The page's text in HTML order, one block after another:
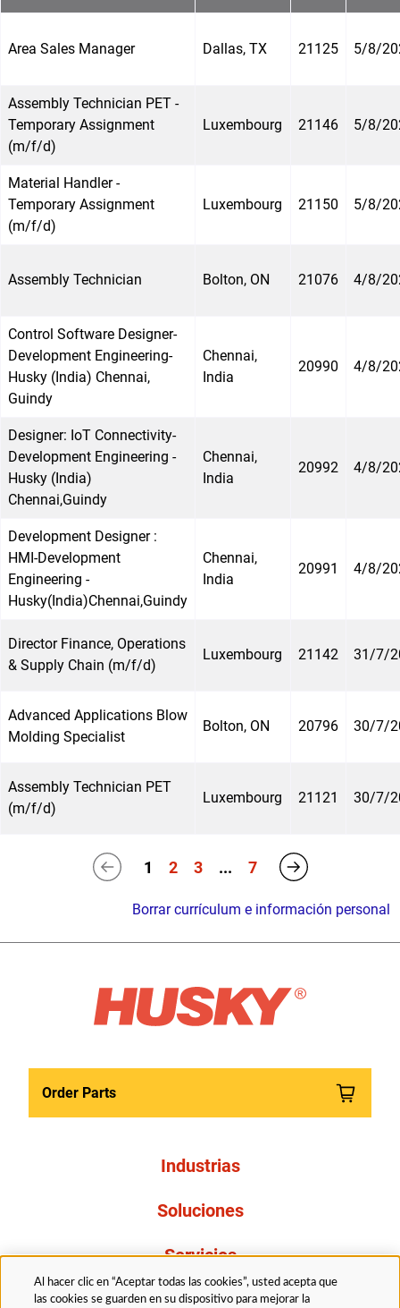
Area Sales Manager Dallas, TX 21125 5/8/
Assembly Technician PET -
Temporary Assignment
(m/f/d)
Luxembourg 21146 5/8/
Material Handler -
Temporary Assignment
(m/f/d)
Luxembourg 21150 5/8/
Assembly Technician Bolton, ON 21076 4/8/
Control Software Designer-
Development Engineering-
Husky (India) Chennai,
Guindy
Chennai,
India
20990 4/8/
Designer: IoT Connectivity-
Development Engineering -
Husky (India)
Chennai,Guindy
Chennai,
India
20992 4/8/
Development Designer :
HMI-Development
Engineering -
Husky(India)Chennai,Guindy
Chennai,
India
20991 4/8/
Director Finance, Operations
& Supply Chain (m/f/d)
Luxembourg 21142 31/7/
Advanced Applications Blow
Molding Specialist
Bolton, ON 20796 30/7/
Assembly Technician PET
(m/f/d)
Luxembourg 21121 30/7/
1 2 3 ... 7
Borrar currículum e información personal
Order Parts
Industrias
Soluciones
Servicios
Resources
Al hacer clic en “Aceptar todas las cookies”, usted acepta que
las cookies se guarden en su dispositivo para mejorar la